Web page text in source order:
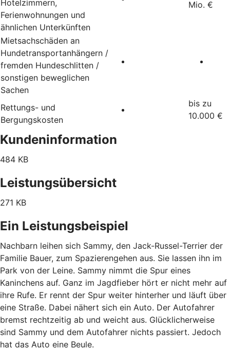
Hotelzimmern,
Ferienwohnungen und
ähnlichen Unterkünften
Mio. €
Mietsachschäden an
Hundetransportanhängern /
fremden Hundeschlitten /
sonstigen beweglichen
Sachen
Rettungs- und
Bergungskosten
bis zu
10.000 €
Kundeninformation
484 KB
Leistungsübersicht
271 KB
Ein Leistungsbeispiel
Nachbarn leihen sich Sammy, den Jack-Russel-Terrier der
Familie Bauer, zum Spazierengehen aus. Sie lassen ihn im
Park von der Leine. Sammy nimmt die Spur eines
Kaninchens auf. Ganz im Jagdfieber hört er nicht mehr auf
ihre Rufe. Er rennt der Spur weiter hinterher und läuft über
eine Straße. Dabei nähert sich ein Auto. Der Autofahrer
bremst rechtzeitig ab und weicht aus. Glücklicherweise
sind Sammy und dem Autofahrer nichts passiert. Jedoch
hat das Auto eine Beule.